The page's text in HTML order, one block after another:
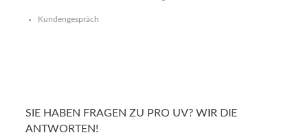
Kundengespräch
SIE HABEN FRAGEN ZU PRO UV? WIR DIE
ANTWORTEN!